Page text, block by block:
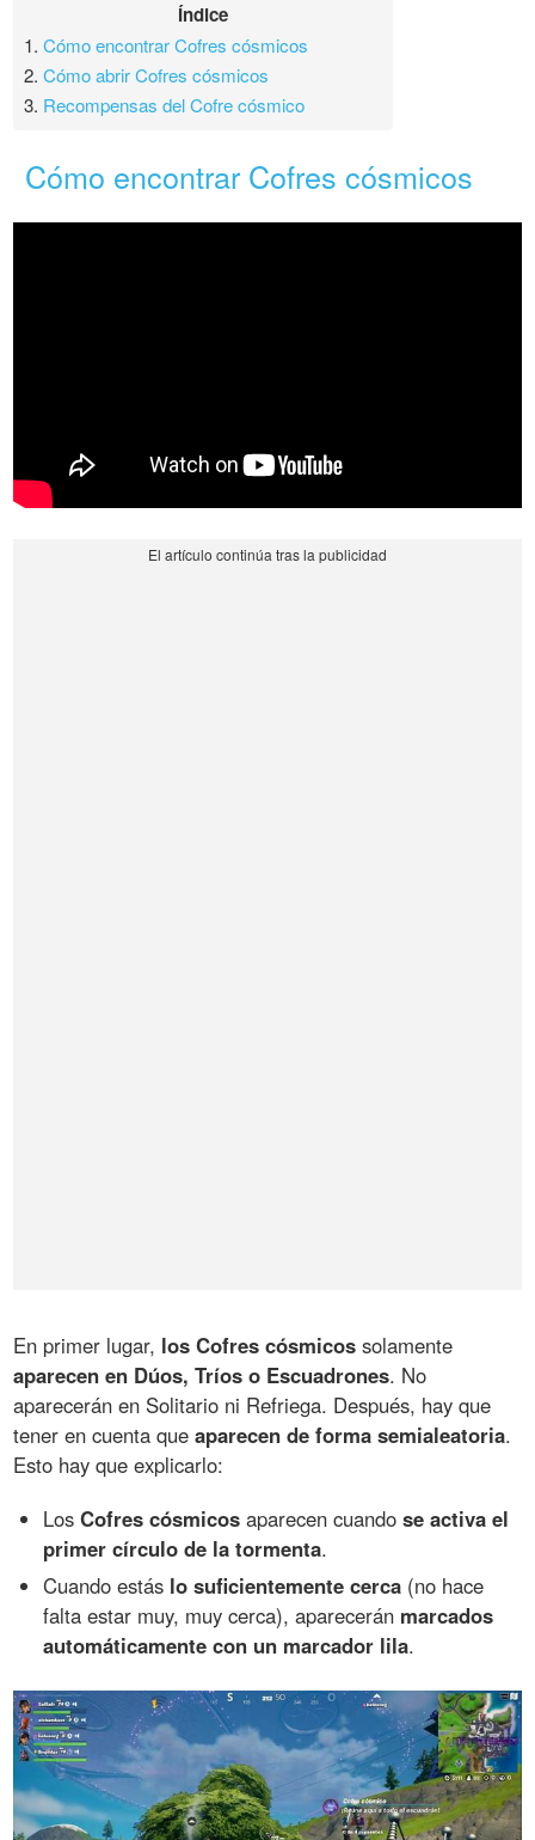
Índice
1.Cómo encontrar Cofres cósmicos
2.Cómo abrir Cofres cósmicos
3. Recompensas del Cofre cósmico
Cómo encontrar Cofres cósmicos
En primer lugar, los Cofres cósmicos solamente
aparecen en Dúos, Tríos o Escuadrones. No
aparecerán en Solitario ni Refriega. Después, hay que
tener en cuenta queaparecen de forma semialeatoria.
Esto hay que explicarlo:
LosCofres cósmicos aparecen cuandose activa el
primer círculo de la tormenta.
Cuando estás lo suficientemente cerca (no hace
falta estar muy, muy cerca), aparecerán marcados
automáticamente con un marcador lila.